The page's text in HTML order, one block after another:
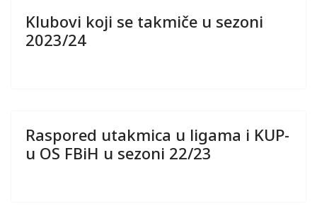
Klubovi koji se takmiče u sezoni
2023/24
Raspored utakmica u ligama i KUP-
u OS FBiH u sezoni 22/23